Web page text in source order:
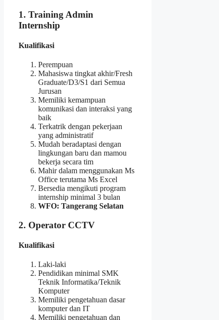
1. Training Admin
Internship
Kualifikasi
Perempuan
Mahasiswa tingkat akhir/Fresh
Graduate/D3/S1 dari Semua
Jurusan
Memiliki kemampuan
komunikasi dan interaksi yang
baik
Terkatrik dengan pekerjaan
yang administratif
Mudah beradaptasi dengan
lingkungan baru dan mamou
bekerja secara tim
Mahir dalam menggunakan Ms
Office terutama Ms Excel
Bersedia mengikuti program
internship minimal 3 bulan
WFO: Tangerang Selatan
2. Operator CCTV
Kualifikasi
Laki-laki
Pendidikan minimal SMK
Teknik Informatika/Teknik
Komputer
Memiliki pengetahuan dasar
komputer dan IT
Memiliki pengetahuan dan